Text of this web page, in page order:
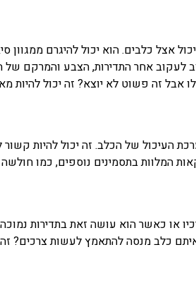
אצל כלבים. הוא יכול להיגרם ממגוון
אחר התדירות, הצבע והמרקם של
זה פשוט לא יוצא? זה יכול להיות
העיכול של הכלב. זה יכול להיות
המלוות בתסמינים נוספים, כמו חולשה
כאשר הוא עושה זאת בתדירות נמוכה
כלב מנסה להתאמץ לעשות צרכים? זה